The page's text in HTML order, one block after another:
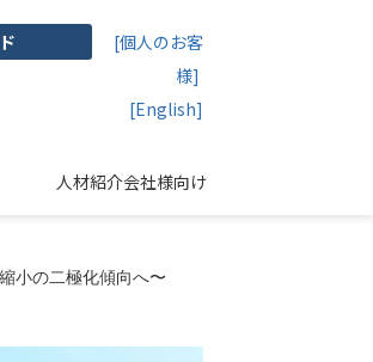
[個人のお客
様]
[English]
人材紹介会社様向け
小の二極化傾向へ〜